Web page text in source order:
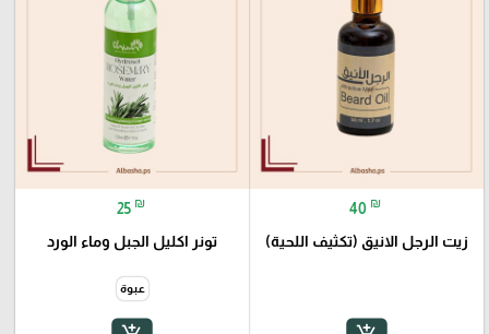
40 ₪
زيت الرجل الانيق (تكثيف اللحية)
25 ₪
تونر اكليل الجبل وماء الورد
عبوة